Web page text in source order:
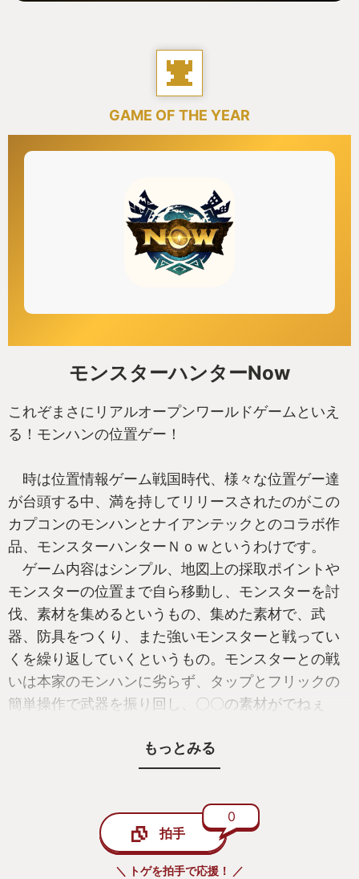
GAME OF THE YEAR
モンスターハンターNow
これぞまさにリアルオープンワールドゲームといえ
る！モンハンの位置ゲー！
時は位置情報ゲーム戦国時代、様々な位置ゲー達
が台頭する中、満を持してリリースされたのがこの
カプコンのモンハンとナイアンテックとのコラボ作
品、モンスターハンターＮｏｗというわけです。
ゲーム内容はシンプル、地図上の採取ポイントや
モンスターの位置まで自ら移動し、モンスターを討
伐、素材を集めるというもの、集めた素材で、武
器、防具をつくり、また強いモンスターと戦ってい
くを繰り返していくというもの。モンスターとの戦
いは本家のモンハンに劣らず、タップとフリックの
簡単操作で武器を振り回し、〇〇の素材がでねぇ
のモンハンです。 もちろんマルチプレイで最大四
人とチームも組めますし、近くいるハンターと手軽
ただ私が感じた他の位置ゲーにはない魅力は、実
際にその場所に行ってモンスターを狩りに行く行為
とリアルとのシンクロ感でした。
もっとみる
拍手
0
＼ トゲを拍手で応援！ ／